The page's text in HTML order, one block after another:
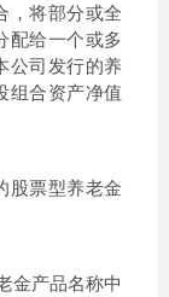
将部分或全
配给一个或多
公司发行的养
组合资产净值
票型养老金
产品名称中